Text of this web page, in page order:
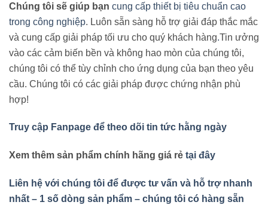
Chúng tôi sẽ giúp bạn cung cấp thiết bị tiêu chuẩn cao
trong công nghiệp. Luôn sẵn sàng hỗ trợ giải đáp thắc mắc
và cung cấp giải pháp tối ưu cho quý khách hàng.Tin ưởng
vào các cảm biến bền và không hao mòn của chúng tôi,
chúng tôi có thể tùy chỉnh cho ứng dụng của bạn theo yêu
cầu. Chúng tôi có các giải pháp được chứng nhận phù
hợp!
Truy cập Fanpage để theo dõi tin tức hằng ngày
Xem thêm sản phẩm chính hãng giá rẻ tại đây
Liên hệ với chúng tôi để được tư vấn và hỗ trợ nhanh
nhất – 1 số dòng sản phẩm – chúng tôi có hàng sẵn